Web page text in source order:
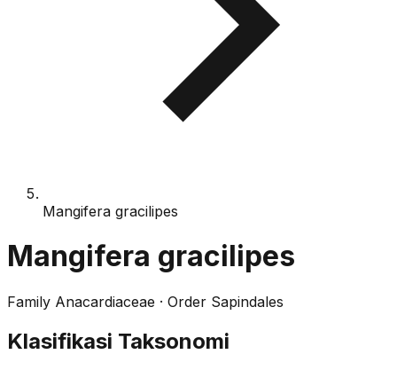
Mangifera gracilipes
Mangifera gracilipes
Family Anacardiaceae · Order Sapindales
Klasifikasi Taksonomi